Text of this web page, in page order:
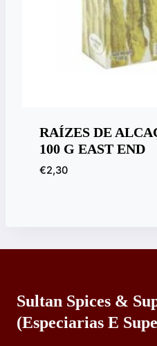
RAÍZES DE
100 G EAST END
€2,30
Sultan Spices &
(especiarias E